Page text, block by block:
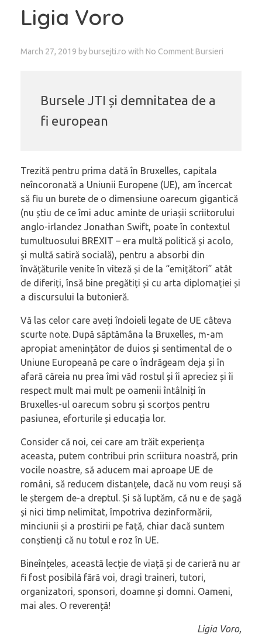
Ligia Voro
March 27, 2019 by bursejti.ro with No Comment Bursieri
Bursele JTI și demnitatea de a
fi european
Trezită pentru prima dată în Bruxelles, capitala
neîncoronată a Uniunii Europene (UE), am încercat
să fiu un burete de o dimensiune oarecum gigantică
(nu știu de ce îmi aduc aminte de uriașii scriitorului
anglo-irlandez Jonathan Swift, poate în contextul
tumultuosului BREXIT – era multă politică și acolo,
și multă satiră socială), pentru a absorbi din
învățăturile venite în viteză și de la “emițători” atât
de diferiți, însă bine pregătiți și cu arta diplomației și
a discursului la butonieră.
Vă las celor care aveți îndoieli legate de UE câteva
scurte note. După săptămâna la Bruxelles, m-am
apropiat amenințător de duios și sentimental de o
Uniune Europeană pe care o îndrăgeam deja și în
afară căreia nu prea îmi văd rostul și îi apreciez și îi
respect mult mai mult pe oamenii întâlniți în
Bruxelles-ul oarecum sobru și scorțos pentru
pasiunea, eforturile și educația lor.
Consider că noi, cei care am trăit experiența
aceasta, putem contribui prin scriitura noastră, prin
vocile noastre, să aducem mai aproape UE de
români, să reducem distanțele, dacă nu vom reuși să
le ștergem de-a dreptul. Și să luptăm, că nu e de șagă
și nici timp nelimitat, împotriva dezinformării,
minciunii și a prostirii pe față, chiar dacă suntem
conștienți că nu totul e roz în UE.
Bineînțeles, această lecție de viață și de carieră nu ar
fi fost posibilă fără voi, dragi traineri, tutori,
organizatori, sponsori, doamne și domni. Oameni,
mai ales. O reverență!
Ligia Voro,